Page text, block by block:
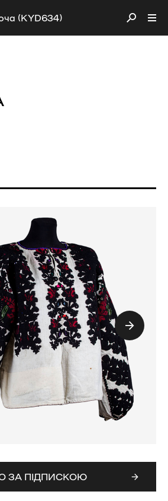
(KYD634)
ЗА ПІДПИСКОЮ